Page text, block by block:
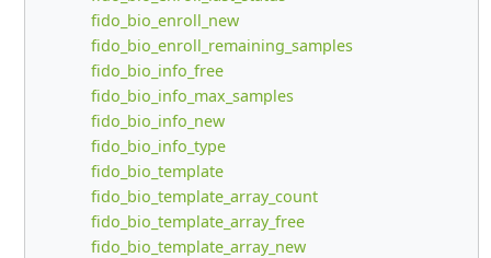
fido_bio_enroll_new
fido_bio_enroll_remaining_samples
fido_bio_info_free
fido_bio_info_max_samples
fido_bio_info_new
fido_bio_info_type
fido_bio_template
fido_bio_template_array_count
fido_bio_template_array_free
fido_bio_template_array_new